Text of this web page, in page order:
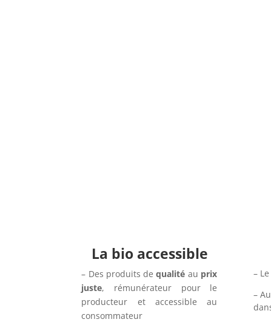
La bio accessible
– Des produits dequalité au prix
juste, rémunérateur pour le
producteur et accessible au
consommateur
–
–